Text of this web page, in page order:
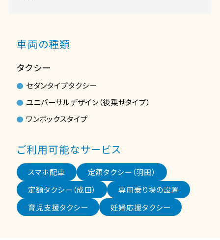
車両の種類
タクシー
セダンタイプタクシー
ユニバーサルデザイン（後乗せタイプ）
ワンボックスタイプ
ご利用可能なサービス
スマホ配車
定額タクシー（羽田）
定額タクシー（成田）
専用乗り場の設置
育児支援タクシー
妊婦応援タクシー